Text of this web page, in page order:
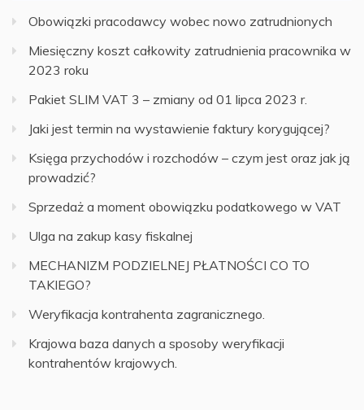
Obowiązki pracodawcy wobec nowo zatrudnionych
Miesięczny koszt całkowity zatrudnienia pracownika w
2023 roku
Pakiet SLIM VAT 3 – zmiany od 01 lipca 2023 r.
Jaki jest termin na wystawienie faktury korygującej?
Księga przychodów i rozchodów – czym jest oraz jak ją
prowadzić?
Sprzedaż a moment obowiązku podatkowego w VAT
Ulga na zakup kasy fiskalnej
MECHANIZM PODZIELNEJ PŁATNOŚCI CO TO
TAKIEGO?
Weryfikacja kontrahenta zagranicznego.
Krajowa baza danych a sposoby weryfikacji
kontrahentów krajowych.